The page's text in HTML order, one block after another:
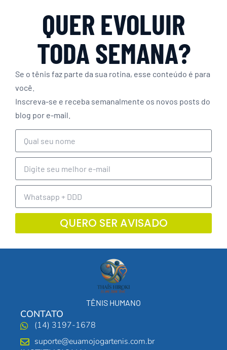
QUER EVOLUIR
TODA SEMANA?
Se o tênis faz parte da sua rotina, esse conteúdo é para
você.
Inscreva-se e receba semanalmente os novos posts do
blog por e-mail.
QUERO SER AVISADO
TÊNIS HUMANO
CONTATO
(14) 3197-1678
suporte@euamojogartenis.com.br